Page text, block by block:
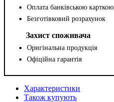
Оплата банківською карткою
Безготівковий розрахунок
Захист споживача
Оригінальна продукція
Офіційна гарантія
Характеристики
Також купують